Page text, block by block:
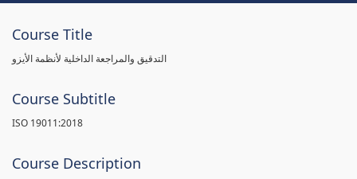
Course Title
التدقيق والمراجعة الداخلية لأنظمة الأيزو
Course Subtitle
ISO 19011:2018
Course Description